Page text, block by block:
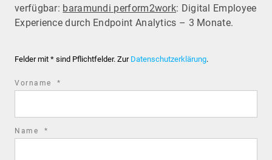
verfügbar: baramundi perform2work: Digital Employee
Experience durch Endpoint Analytics – 3 Monate.
Felder mit * sind Pflichtfelder. Zur Datenschutzerklärung.
Vorname *
Name *